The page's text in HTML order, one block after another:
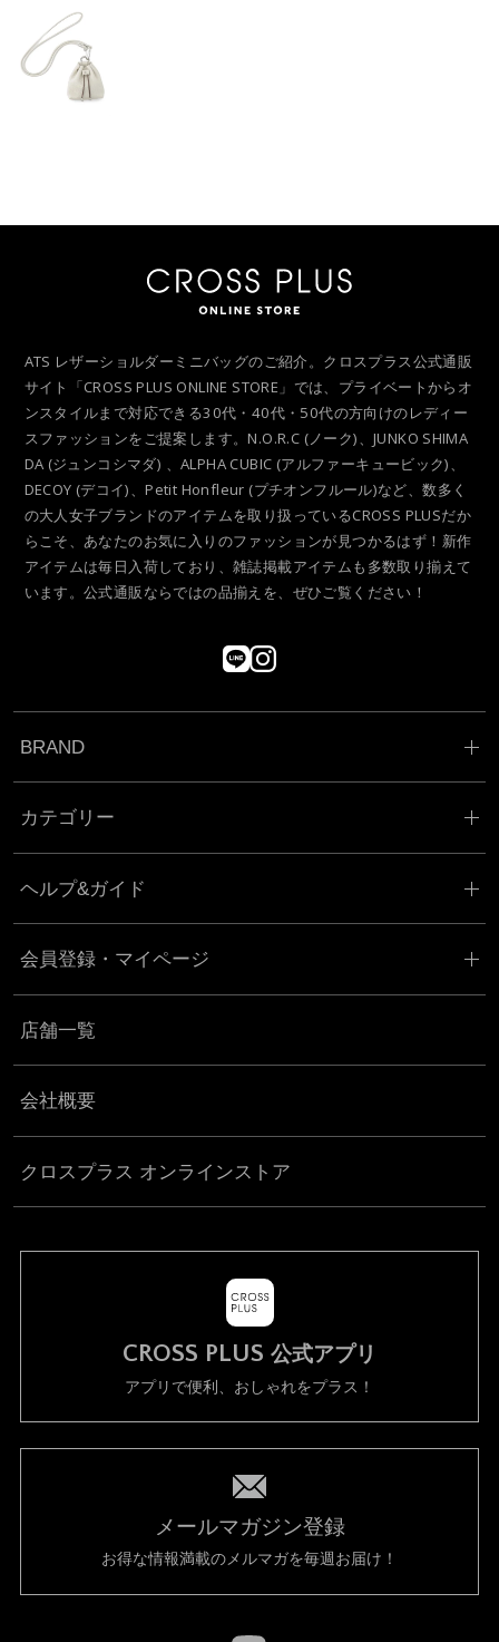
ATS レザーショルダーミニバッグのご紹介。クロスプラス公式通販
サイト「CROSS PLUS ONLINE STORE」では、プライベートからオ
ンスタイルまで対応できる30代・40代・50代の方向けのレディー
スファッションをご提案します。N.O.R.C (ノーク)、JUNKO SHIMA
DA (ジュンコシマダ) 、ALPHA CUBIC (アルファーキュービック)、
DECOY (デコイ)、Petit Honfleur (プチオンフルール)など、数多く
の大人女子ブランドのアイテムを取り扱っているCROSS PLUSだか
らこそ、あなたのお気に入りのファッションが見つかるはず！新作
アイテムは毎日入荷しており、雑誌掲載アイテムも多数取り揃えて
います。公式通販ならではの品揃えを、ぜひご覧ください！
BRAND
カテゴリー
ヘルプ&ガイド
会員登録・マイページ
店舗一覧
会社概要
クロスプラス オンラインストア
CROSS PLUS 公式アプリ
アプリで便利、おしゃれをプラス！
メールマガジン登録
お得な情報満載のメルマガを毎週お届け！